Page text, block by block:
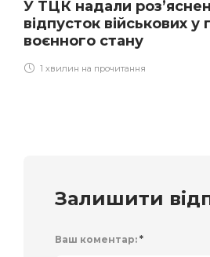
У ТЦК надали
відпусток військових у
воєнного стану
1 хвилин на прочитання
Залишити
Ваш коментар: *